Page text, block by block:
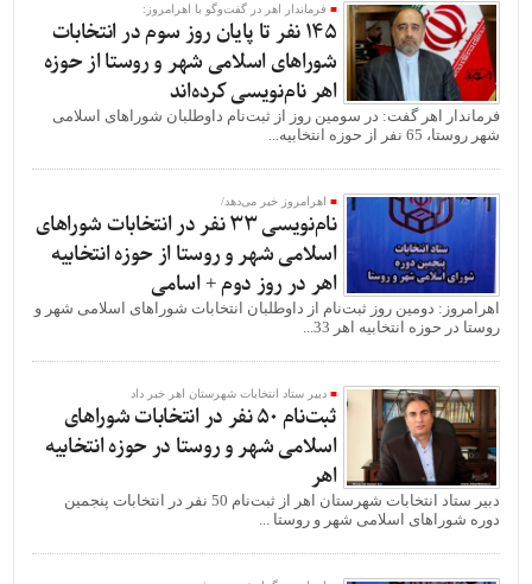
فرماندار اهر در گفت‌وگو با اهرامروز:
145 نفر تا پایان روز سوم در انتخابات
شوراهای اسلامی شهر و روستا از حوزه
اهر نام‌نویسی کرده‌اند
فرماندار اهر گفت: در سومین روز از ثبت‌نام داوطلبان شوراهای اسلامی
شهر روستا، 65 نفر از حوزه انتخابیه...
اهرامروز خبر می‌دهد/
نام‌نویسی 33 نفر در انتخابات شوراهای
اسلامی شهر و روستا از حوزه انتخابیه
اهر در روز دوم + اسامی
اهرامروز: دومین روز ثبت‌نام از داوطلبان انتخابات شوراهای اسلامی شهر و
روستا در حوزه انتخابیه اهر 33...
دبیر ستاد انتخابات شهرستان اهر خبر داد
ثبت‌نام 50 نفر در انتخابات شوراهای
اسلامی شهر و روستا در حوزه انتخابیه
اهر
دبیر ستاد انتخابات شهرستان اهر از ثبت‌نام 50 نفر در انتخابات پنجمین
دوره شوراهای اسلامی شهر و روستا ...